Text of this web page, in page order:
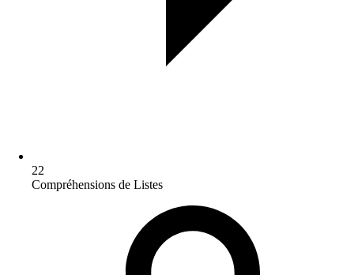
22
Compréhensions de Listes